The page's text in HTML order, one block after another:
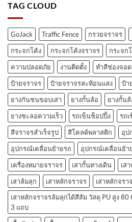
TAG CLOUD
GoJack Traffic Fence กรวยจราจร
กระจกโค้ง
กระจกโค้งจราจร กระจก
ความปลอดภัย
งานติดตั้ง ทำสีช่องจอด
ป้ายจราจร
ป้ายจราจรสะท้อนแสง ป้า
ยางกันชนขอบเสา
ยางกั้นล้อ ยางกั้น
ยางชะลอความเร็ว
รถเข็นช็อปปิ้ง รถ
สีจราจรสำเร็จรูป
สีโคลด์พลาสติก
อุป
อุปกรณ์เคลื่อนย้ายรถ
อุปกรณ์เคลื่อนย้า
เครื่องหมายจราจร
เสากั้นทางเดิน
เส
เสาล้มลุก
เสาหลักจราจร
เสาหลักจรา
เสาหลักจราจรล้มลุกได้สีส้ม วัสดุ PU สูง
3 แถบ